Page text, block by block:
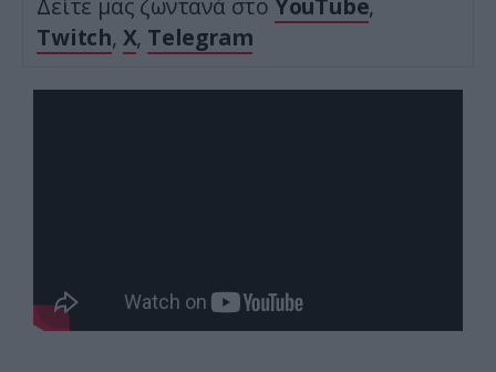
Δείτε μας ζωντανά στο YouTube,
Twitch, X, Telegram